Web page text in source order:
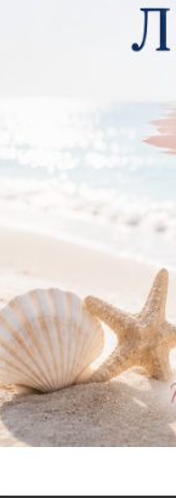
Елементи от бирен
Елементи от бирен
Елементи от бирен
Елементи от бирен
Елементи от бирен
Елементи от бирен
Елементи от бирен
Елементи от бирен
Елементи от бирен
съкровища и
Елементи от бирен
Елементи от бирен
Елементи от бирен
3D картички, албуми,
Елементи от